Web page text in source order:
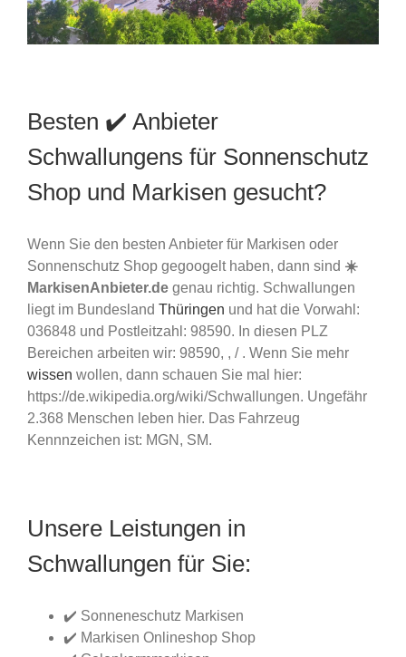
Besten ✔️ Anbieter
Schwallungens für Sonnenschutz
Shop und Markisen gesucht?
Wenn Sie den besten Anbieter für Markisen oder
Sonnenschutz Shop gegoogelt haben, dann sind ☀️
MarkisenAnbieter.de genau richtig. Schwallungen
liegt im Bundesland Thüringen und hat die Vorwahl:
036848 und Postleitzahl: 98590. In diesen PLZ
Bereichen arbeiten wir: 98590, , / . Wenn Sie mehr
wissen wollen, dann schauen Sie mal hier:
https://de.wikipedia.org/wiki/Schwallungen. Ungefähr
2.368 Menschen leben hier. Das Fahrzeug
Kennnzeichen ist: MGN, SM.
Unsere Leistungen in
Schwallungen für Sie:
✔️ Sonneneschutz Markisen
✔️ Markisen Onlineshop Shop